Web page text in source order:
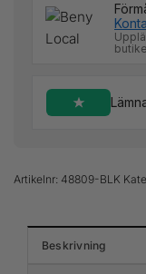
Artikelnr: 48809-BLK
Beskrivning